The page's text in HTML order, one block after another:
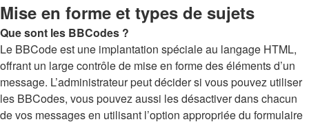
Mise en forme et types de sujets
Que sont les BBCodes ?
Le BBCode est une implantation spéciale au langage HTML,
offrant un large contrôle de mise en forme des éléments d’un
message. L’administrateur peut décider si vous pouvez utiliser
les BBCodes, vous pouvez aussi les désactiver dans chacun
de vos messages en utilisant l’option appropriée du formulaire